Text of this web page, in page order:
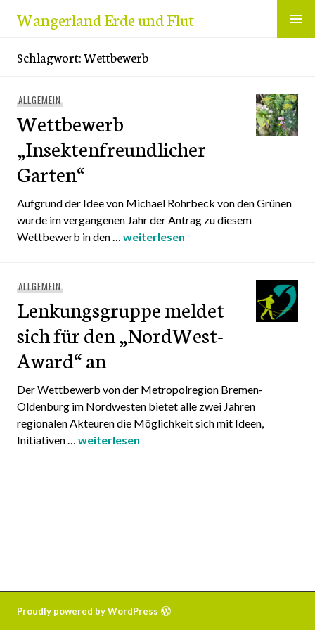
InhaltWangerland Erde und Flut
Schlagwort:Wettbewerb
ALLGEMEIN
Wettbewerb
„Insektenfreundlicher
Garten“
Aufgrund der Idee von Michael Rohrbeck von den Grünen
wurde im vergangenen Jahr der Antrag zu diesem
Wettbewerb in den … Wettbewerb „Insektenfreundlicher
weiterlesen
ALLGEMEIN
Lenkungsgruppe meldet
sich für den „NordWest-
Award“ an
Der Wettbewerb von der Metropolregion Bremen-
Oldenburg im Nordwesten bietet alle zwei Jahren
regionalen Akteuren die Möglichkeit sich mit Ideen,
Initiativen … Lenkungsgruppe meldet sich für den
weiterlesen
Proudly powered by WordPress